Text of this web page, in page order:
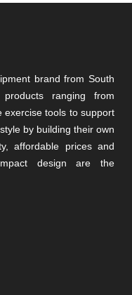
brand from South
ranging from
exercise tools to support
by building their own
affordable prices and
design are the